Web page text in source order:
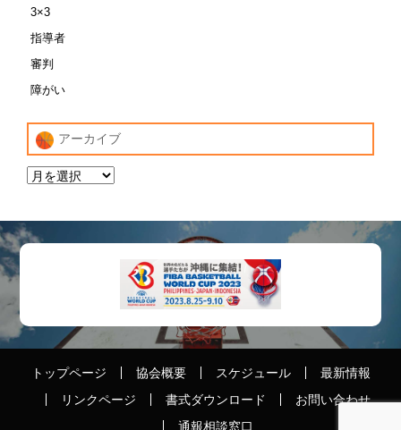
3×3
指導者
審判
障がい
アーカイブ
トップページ 協会概要 スケジュール
最新情報
リンクページ
書式ダウンロード
お問い合わせ
通報相談窓口